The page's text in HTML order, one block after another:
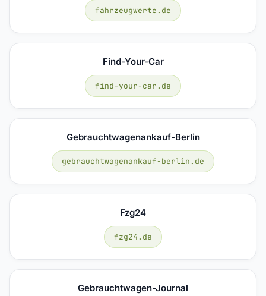
fahrzeugwerte.de
Find-Your-Car
find-your-car.de
Gebrauchtwagenankauf-Berlin
gebrauchtwagenankauf-berlin.de
Fzg24
fzg24.de
Gebrauchtwagen-Journal